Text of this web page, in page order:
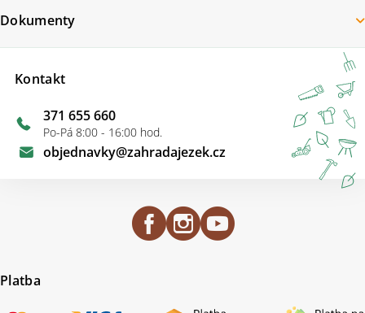
Kontakt
objednavky@zahradajezek.cz
371 655 660
Po-Pá 8:00 - 16:00 hod.
Dokumenty
Platba